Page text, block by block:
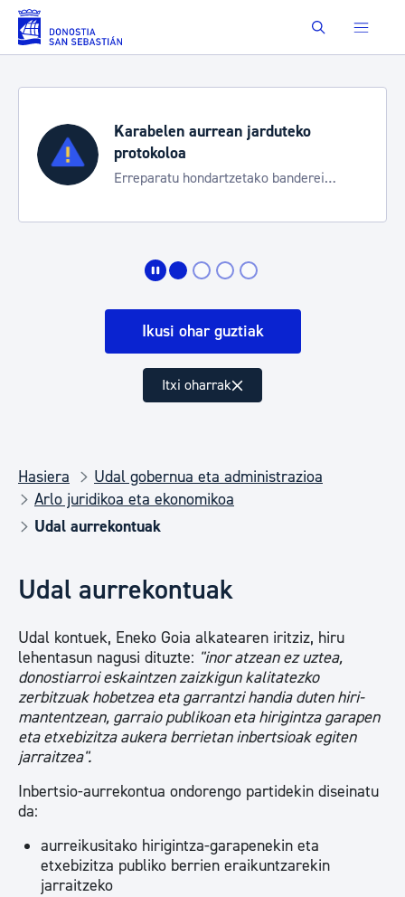
Eduki nagusira joan Buscar
Karabelen aurrean jarduteko
protokoloa
Erreparatu hondartzetako banderei
Ikusi ohar guztiak
Itxi oharrak
Hasiera
Udal gobernua eta administrazioa
Arlo juridikoa eta ekonomikoa
Udal aurrekontuak
Udal aurrekontuak
Udal kontuek, Eneko Goia alkatearen iritziz, hiru
lehentasun nagusi dituzte: "inor atzean ez uztea,
donostiarroi eskaintzen zaizkigun kalitatezko
zerbitzuak hobetzea eta garrantzi handia duten hiri-
mantentzean, garraio publikoan eta hirigintza garapen
eta etxebizitza aukera berrietan inbertsioak egiten
jarraitzea".
Inbertsio-aurrekontua ondorengo partidekin diseinatu
da:
aurreikusitako hirigintza-garapenekin eta
etxebizitza publiko berrien eraikuntzarekin
jarraitzeko